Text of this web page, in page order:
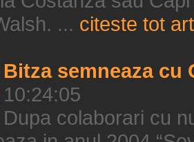
... citeste tot
Bitza semneaza cu
10:24:05
Dupa colaborari cu